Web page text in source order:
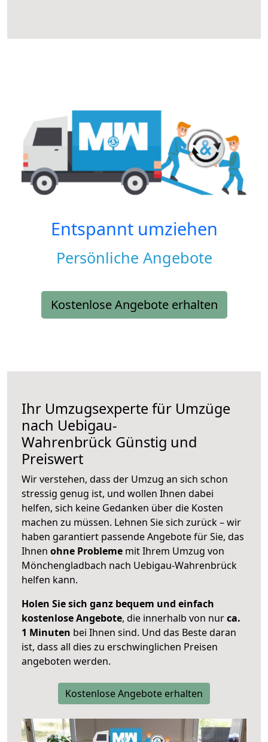
Entspannt umziehen
Persönliche Angebote
Kostenlose Angebote erhalten
Ihr Umzugsexperte für Umzüge
nach Uebigau-
Wahrenbrück Günstig und
Preiswert
Wir verstehen, dass der Umzug an sich schon
stressig genug ist, und wollen Ihnen dabei
helfen, sich keine Gedanken über die Kosten
machen zu müssen. Lehnen Sie sich zurück – wir
haben garantiert passende Angebote für Sie, das
Ihnen ohne Probleme mit Ihrem Umzug von
Mönchengladbach nach Uebigau-Wahrenbrück
helfen kann.
Holen Sie sich ganz bequem und einfach
kostenlose Angebote, die innerhalb von nurca.
1 Minuten bei Ihnen sind. Und das Beste daran
ist, dass all dies zu erschwinglichen Preisen
angeboten werden.
Kostenlose Angebote erhalten